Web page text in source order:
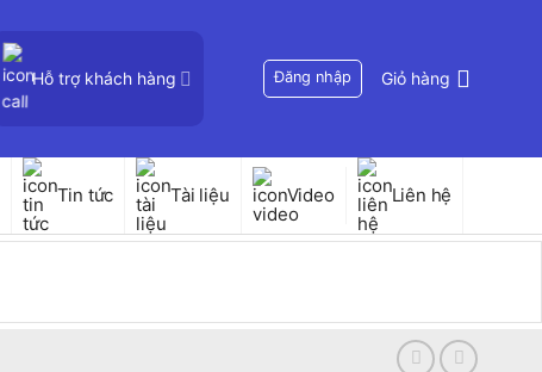
Hỗ trợ khách hàng Đăng nhập Giỏ hàng
Tin tức Tài liệu Video Liên hệ